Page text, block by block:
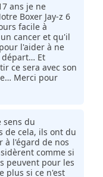
ans je ne
Boxer Jay-z 6
facile à
cancer et qu'il
l'aider à ne
départ… Et
ce sera avec son
Merci pour
sens du
de cela, ils ont du
à l'égard de nos
comme si
peuvent pour les
plus si ce n'est